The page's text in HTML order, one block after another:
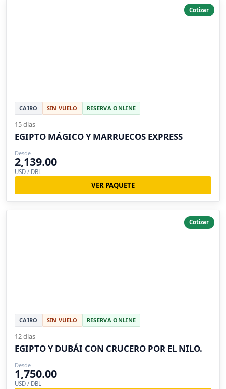
Cotizar
CAIRO SIN VUELO RESERVA ONLINE
15 días
EGIPTO MÁGICO Y MARRUECOS EXPRESS
Desde
2,139.00
USD / DBL
VER PAQUETE
Cotizar
CAIRO SIN VUELO RESERVA ONLINE
12 días
EGIPTO Y DUBÁI CON CRUCERO POR EL NILO.
Desde
1,750.00
USD / DBL